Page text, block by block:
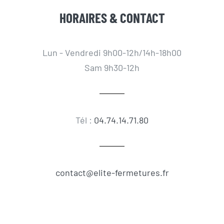
HORAIRES & CONTACT
Lun - Vendredi 9h00-12h/14h-18h00
Sam 9h30-12h
Tél : 04.74.14.71.80
contact@elite-fermetures.fr